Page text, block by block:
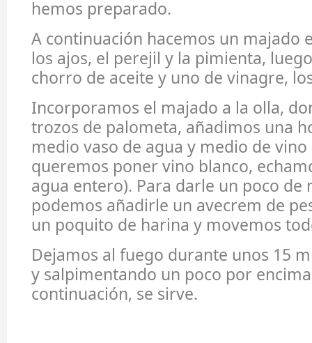
hemos preparado.
A continuación hacemos un majado
los ajos, el perejil y la pimienta,
chorro de aceite y uno de vinagre,
Incorporamos el majado a la olla,
trozos de palometa, añadimos una
medio vaso de agua y medio de
queremos poner vino blanco,
agua entero). Para darle un poco de
podemos añadirle un avecrem de
un poquito de harina y movemos
Dejamos al fuego durante unos 15
y salpimentando un poco por
continuación, se sirve.